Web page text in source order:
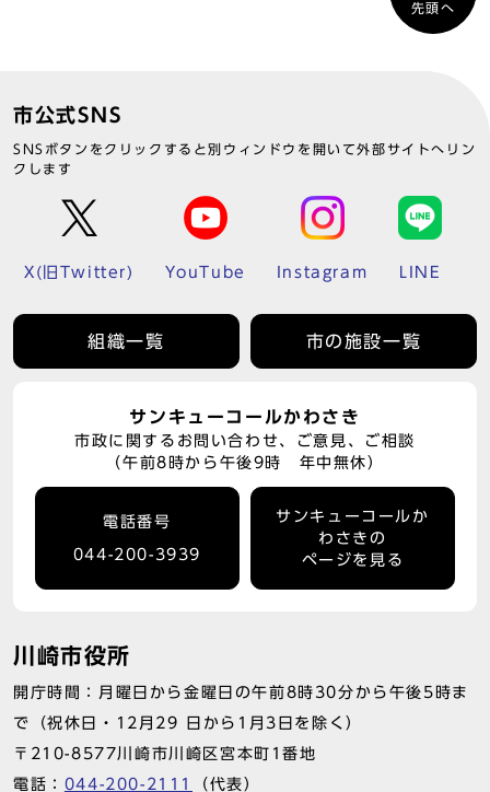
先頭へ
市公式SNS
SNSボタンをクリックすると別ウィンドウを開いて外部サイトへリン
クします
X(旧Twitter) YouTube Instagram LINE
組織一覧 市の施設一覧
サンキューコールかわさき
市政に関するお問い合わせ、ご意見、ご相談
（午前8時から午後9時 年中無休）
電話番号
044-200-3939
サンキューコールか
わさきの
ページを見る
川崎市役所
開庁時間：月曜日から金曜日の午前8時30分から午後5時ま
で（祝休日・12月29 日から1月3日を除く）
〒210-8577川崎市川崎区宮本町1番地
電話： 044-200-2111 （代表）